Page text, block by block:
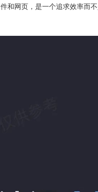
和网页，是一个追求效率而不